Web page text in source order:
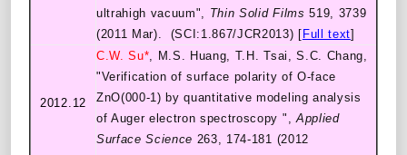
ultrahigh vacuum", Thin Solid Films 519, 3739
(2011 Mar). (SCI:1.867/JCR2013) [Full text]
2012.12
C.W. Su* , M.S. Huang, T.H. Tsai, S.C. Chang,
"Verification of surface polarity of O-face
ZnO(000-1) by quantitative modeling analysis
of Auger electron spectroscopy ", Applied
Surface Science 263, 174-181 (2012